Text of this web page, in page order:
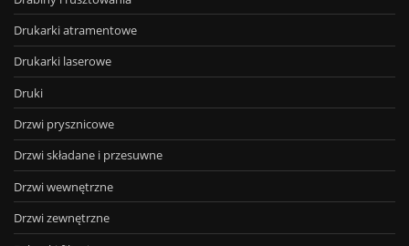
Drukarki atramentowe
Drukarki laserowe
Druki
Drzwi prysznicowe
Drzwi składane i przesuwne
Drzwi wewnętrzne
Drzwi zewnętrzne